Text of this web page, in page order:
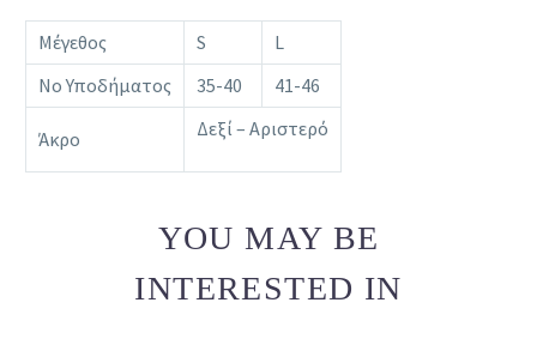
Μέγεθος S
L
Νο Υποδήματος
35-40 41-46
Άκρο Δεξί – Αριστερό
YOU MAY BE
INTERESTED IN